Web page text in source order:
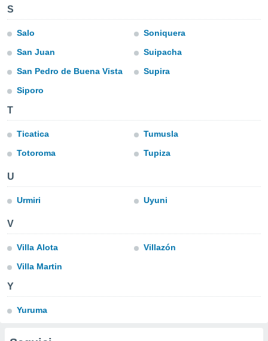
di esso.
nella
cookie
il tuo
in
il
del
web.
cookie
dei
S
Salo
San Juan
San Pedro de Buena Vista
Siporo
Soniquera
Suipacha
Supira
T
Ticatica
Totoroma
Tumusla
Tupiza
U
Urmiri Uyuni
V
Villa Alota
Villa Martin
Villazón
Y
Yuruma